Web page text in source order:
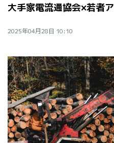
2025年04月28日 10:10